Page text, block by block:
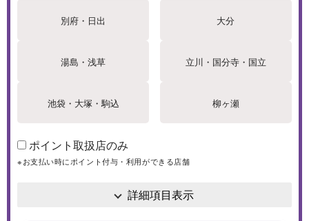
別府・日出 大分
湯島・浅草 立川・国分寺・国立
池袋・大塚・駒込 柳ヶ瀬
ポイント取扱店のみ
※お支払い時にポイント付与・利用ができる店舗
詳細項目表示